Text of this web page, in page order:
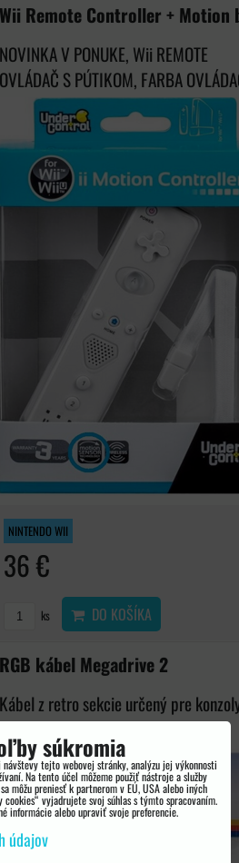
Wii Remote Controller + Motion
NOVINKA V PONUKE, Wii REMOTE
OVLÁDAČ S PÚTIKOM, FARBA
NINTENDO WII
36 €
ks DO KOŠÍKA
RGB kábel Megadrive 2
Kábel z retro sekcie určený pre
Megadrive 2. RGB kábel...
súkromia
návštevy tejto webovej stránky, analýzu jej výkonnosti
Na tento účel môžeme použiť nástroje a služby
môžu preniesť k partnerom v EÚ, USA alebo iných
vyjadrujete svoj súhlas s týmto spracovaním.
informácie alebo upraviť svoje preferencie.
údajov